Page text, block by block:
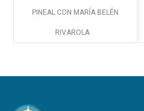
PINEAL CON MARÍA BELÉN
RIVAROLA